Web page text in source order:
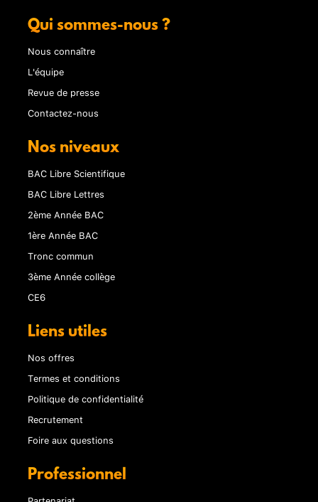
Qui sommes-nous ?
Nous connaître
L'équipe
Revue de presse
Contactez-nous
Nos niveaux
BAC Libre Scientifique
BAC Libre Lettres
2ème Année BAC
1ère Année BAC
Tronc commun
3ème Année collège
CE6
Liens utiles
Nos offres
Termes et conditions
Politique de confidentialité
Recrutement
Foire aux questions
Professionnel